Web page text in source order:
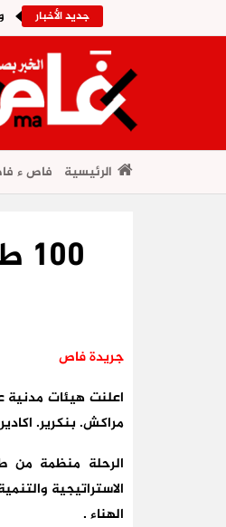
جديد الأخبار
الرئيسية فاص ء
جريدة فاص
مراكش. بنكرير. اكادير
الرحلة منظمة من
الاستراتيجية
الهناء .